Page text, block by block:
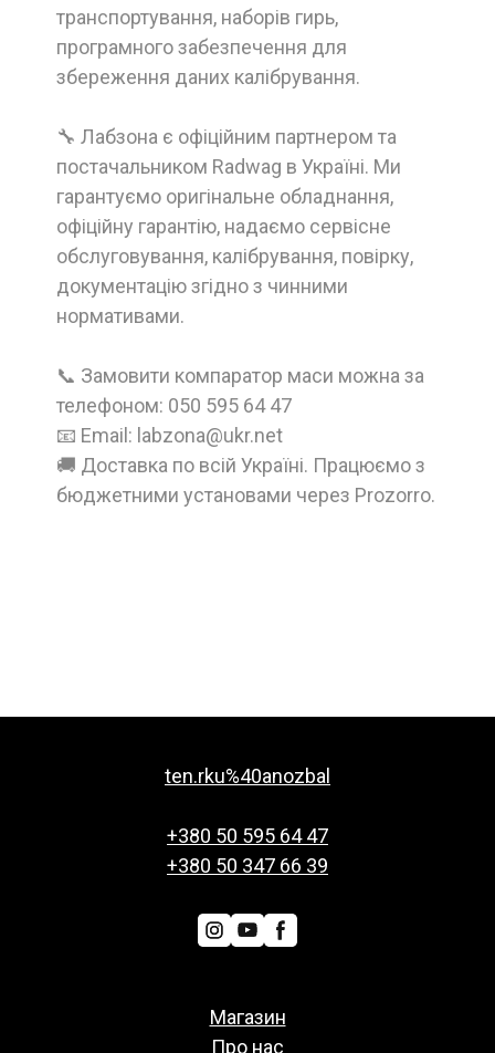
транспортування, наборів гирь,
програмного забезпечення для
збереження даних калібрування.
🔧 Лабзона є офіційним партнером та
постачальником Radwag в Україні. Ми
гарантуємо оригінальне обладнання,
офіційну гарантію, надаємо сервісне
обслуговування, калібрування, повірку,
документацію згідно з чинними
нормативами.
📞 Замовити компаратор маси можна за
телефоном: 050 595 64 47
📧 Email: labzona@ukr.net
🚚 Доставка по всій Україні. Працюємо з
бюджетними установами через Prozorro.
ten.rku%40anozbal
+380 50 595 64 47
+380 50 347 66 39
Магазин
Про нас